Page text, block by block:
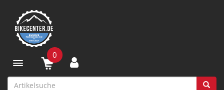
Toggle navigation
0